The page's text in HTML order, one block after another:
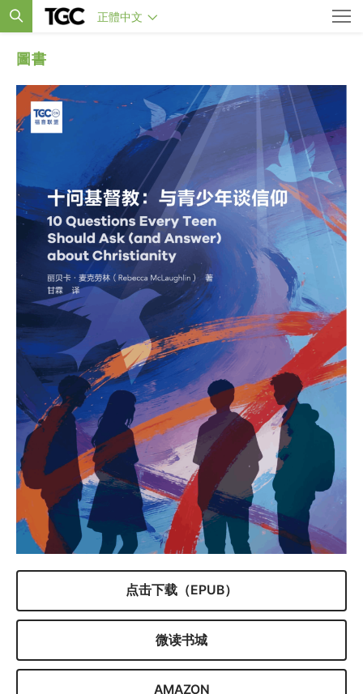
正體中文
圖書
点击下载（EPUB）
微读书城
AMAZON